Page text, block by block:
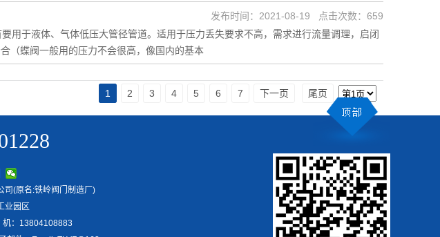
用于液体、气体低压大管径管道。适用于压力丢失要求不高，需求进行流量调理，启闭
（蝶阀一般用的压力不会很高，像国内的基本
发布时间：2021-08-19 点击次数：659
1 2 3 4 5 6 7 下一页 尾页
司(原名:铁岭阀门制造厂)
业园区
：13804108883